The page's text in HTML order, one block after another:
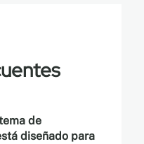
de
diseñado para